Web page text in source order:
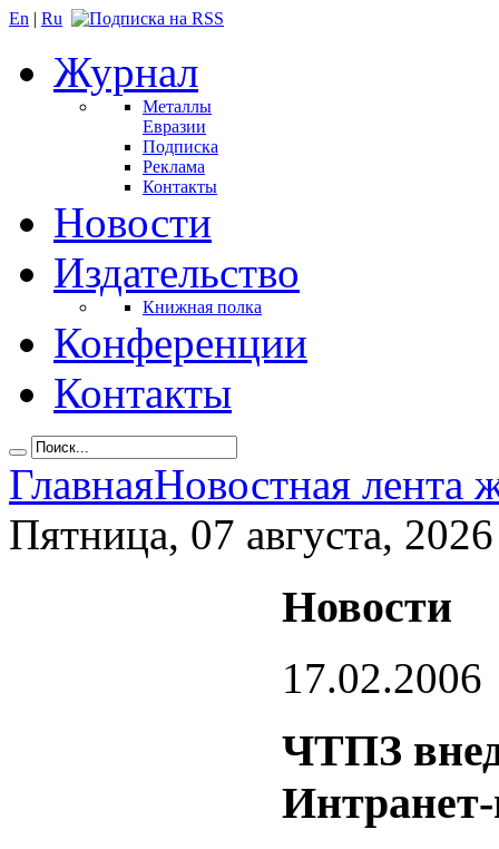
En | Ru
Журнал
Металлы
Евразии
Подписка
Реклама
Контакты
Новости
Издательство
Книжная полка
Конференции
Контакты
ГлавнаяНовостная лента
Пятница, 07 августа, 2026
Новости
17.02.2006
ЧТПЗ